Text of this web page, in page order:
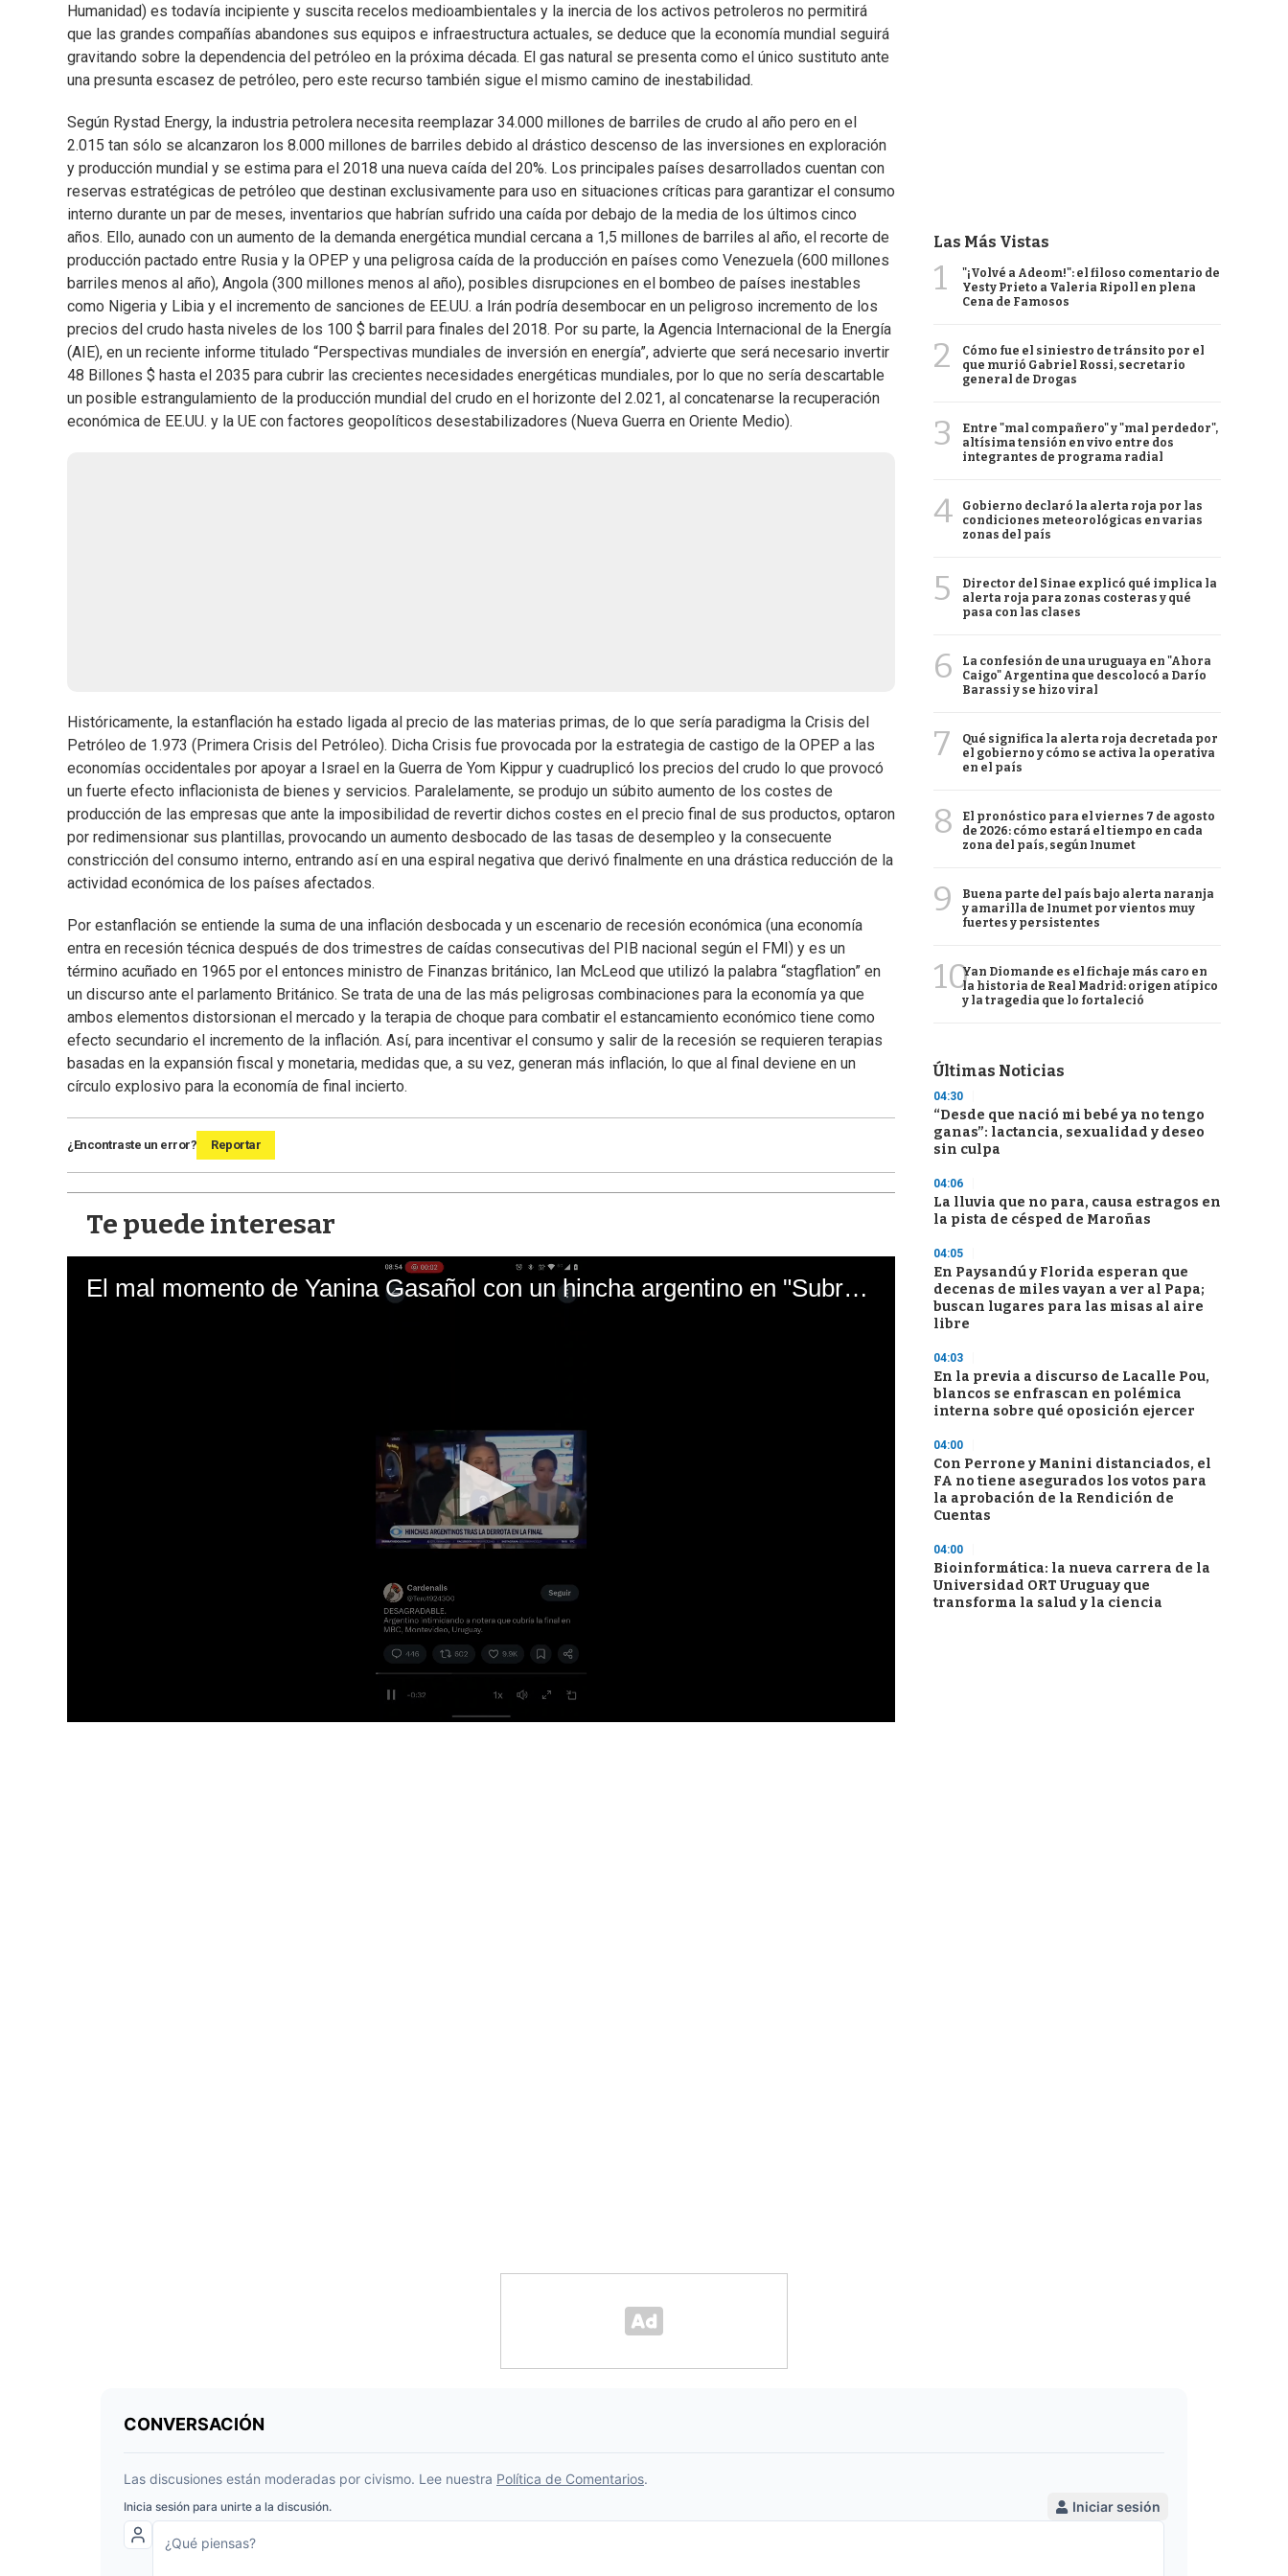
Humanidad) es todavía incipiente y suscita recelos medioambientales y la inercia de los activos petroleros no permitirá
que las grandes compañías abandones sus equipos e infraestructura actuales, se deduce que la economía mundial seguirá
gravitando sobre la dependencia del petróleo en la próxima década. El gas natural se presenta como el único sustituto ante
una presunta escasez de petróleo, pero este recurso también sigue el mismo camino de inestabilidad.
Según Rystad Energy, la industria petrolera necesita reemplazar 34.000 millones de barriles de crudo al año pero en el
2.015 tan sólo se alcanzaron los 8.000 millones de barriles debido al drástico descenso de las inversiones en exploración
y producción mundial y se estima para el 2018 una nueva caída del 20%. Los principales países desarrollados cuentan con
reservas estratégicas de petróleo que destinan exclusivamente para uso en situaciones críticas para garantizar el consumo
interno durante un par de meses, inventarios que habrían sufrido una caída por debajo de la media de los últimos cinco
años. Ello, aunado con un aumento de la demanda energética mundial cercana a 1,5 millones de barriles al año, el recorte de
producción pactado entre Rusia y la OPEP y una peligrosa caída de la producción en países como Venezuela (600 millones
barriles menos al año), Angola (300 millones menos al año), posibles disrupciones en el bombeo de países inestables
como Nigeria y Libia y el incremento de sanciones de EE.UU. a Irán podría desembocar en un peligroso incremento de los
precios del crudo hasta niveles de los 100 $ barril para finales del 2018. Por su parte, la Agencia Internacional de la Energía
(AIE), en un reciente informe titulado “Perspectivas mundiales de inversión en energía”, advierte que será necesario invertir
48 Billones $ hasta el 2035 para cubrir las crecientes necesidades energéticas mundiales, por lo que no sería descartable
un posible estrangulamiento de la producción mundial del crudo en el horizonte del 2.021, al concatenarse la recuperación
económica de EE.UU. y la UE con factores geopolíticos desestabilizadores (Nueva Guerra en Oriente Medio).
Históricamente, la estanflación ha estado ligada al precio de las materias primas, de lo que sería paradigma la Crisis del
Petróleo de 1.973 (Primera Crisis del Petróleo). Dicha Crisis fue provocada por la estrategia de castigo de la OPEP a las
economías occidentales por apoyar a Israel en la Guerra de Yom Kippur y cuadruplicó los precios del crudo lo que provocó
un fuerte efecto inflacionista de bienes y servicios. Paralelamente, se produjo un súbito aumento de los costes de
producción de las empresas que ante la imposibilidad de revertir dichos costes en el precio final de sus productos, optaron
por redimensionar sus plantillas, provocando un aumento desbocado de las tasas de desempleo y la consecuente
constricción del consumo interno, entrando así en una espiral negativa que derivó finalmente en una drástica reducción de la
actividad económica de los países afectados.
Por estanflación se entiende la suma de una inflación desbocada y un escenario de recesión económica (una economía
entra en recesión técnica después de dos trimestres de caídas consecutivas del PIB nacional según el FMI) y es un
término acuñado en 1965 por el entonces ministro de Finanzas británico, Ian McLeod que utilizó la palabra “stagflation” en
un discurso ante el parlamento Británico. Se trata de una de las más peligrosas combinaciones para la economía ya que
ambos elementos distorsionan el mercado y la terapia de choque para combatir el estancamiento económico tiene como
efecto secundario el incremento de la inflación. Así, para incentivar el consumo y salir de la recesión se requieren terapias
basadas en la expansión fiscal y monetaria, medidas que, a su vez, generan más inflación, lo que al final deviene en un
círculo explosivo para la economía de final incierto.
¿Encontraste un error? Reportar
Te puede interesar
El mal momento de Yanina Gasañol con un hincha argentino en "Subrayado"
Las Más Vistas
1
"¡Volvé a Adeom!": el filoso comentario de
Yesty Prieto a Valeria Ripoll en plena
Cena de Famosos
2
Cómo fue el siniestro de tránsito por el
que murió Gabriel Rossi, secretario
general de Drogas
3
Entre "mal compañero" y "mal perdedor",
altísima tensión en vivo entre dos
integrantes de programa radial
4
Gobierno declaró la alerta roja por las
condiciones meteorológicas en varias
zonas del país
5
Director del Sinae explicó qué implica la
alerta roja para zonas costeras y qué
pasa con las clases
6
La confesión de una uruguaya en "Ahora
Caigo" Argentina que descolocó a Darío
Barassi y se hizo viral
7
Qué significa la alerta roja decretada por
el gobierno y cómo se activa la operativa
en el país
8
El pronóstico para el viernes 7 de agosto
de 2026: cómo estará el tiempo en cada
zona del país, según Inumet
9
Buena parte del país bajo alerta naranja
y amarilla de Inumet por vientos muy
fuertes y persistentes
10Yan Diomande es el fichaje más caro en
la historia de Real Madrid: origen atípico
y la tragedia que lo fortaleció
Últimas Noticias
04:30
“Desde que nació mi bebé ya no tengo
ganas”: lactancia, sexualidad y deseo
sin culpa
04:06
La lluvia que no para, causa estragos en
la pista de césped de Maroñas
04:05
En Paysandú y Florida esperan que
decenas de miles vayan a ver al Papa;
buscan lugares para las misas al aire
libre
04:03
En la previa a discurso de Lacalle Pou,
blancos se enfrascan en polémica
interna sobre qué oposición ejercer
04:00
Con Perrone y Manini distanciados, el
FA no tiene asegurados los votos para
la aprobación de la Rendición de
Cuentas
04:00
Bioinformática: la nueva carrera de la
Universidad ORT Uruguay que
transforma la salud y la ciencia